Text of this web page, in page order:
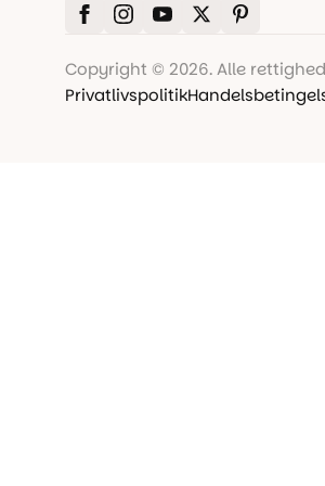
Copyright © 2026. Alle
Privatlivspolitik